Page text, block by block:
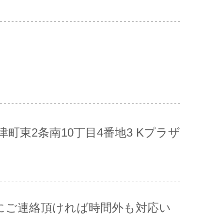
町東2条南10丁目4番地3 Kプラザ
ご連絡頂ければ時間外も対応い